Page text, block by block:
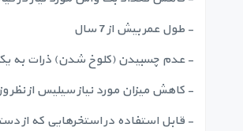
- طول عمر بیش از 7 سال
- عدم چسبیدن (کلوخ شدن) ذرات به
- کاهش میزان مورد نیاز سیلیس از نظر
- قابل استفاده در استخرهایی که از